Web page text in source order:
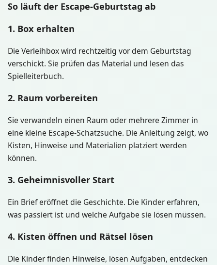
So läuft der Escape-Geburtstag ab
1. Box erhalten
Die Verleihbox wird rechtzeitig vor dem Geburtstag
verschickt. Sie prüfen das Material und lesen das
Spielleiterbuch.
2. Raum vorbereiten
Sie verwandeln einen Raum oder mehrere Zimmer in
eine kleine Escape-Schatzsuche. Die Anleitung zeigt, wo
Kisten, Hinweise und Materialien platziert werden
können.
3. Geheimnisvoller Start
Ein Brief eröffnet die Geschichte. Die Kinder erfahren,
was passiert ist und welche Aufgabe sie lösen müssen.
4. Kisten öffnen und Rätsel lösen
Die Kinder finden Hinweise, lösen Aufgaben, entdecken